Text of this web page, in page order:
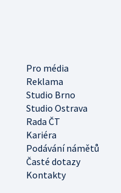
Pro média
Reklama
Studio Brno
Studio Ostrava
Rada ČT
Kariéra
Podávání námětů
Časté dotazy
Kontakty